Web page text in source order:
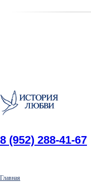
8 (952) 288-41-67
Главная